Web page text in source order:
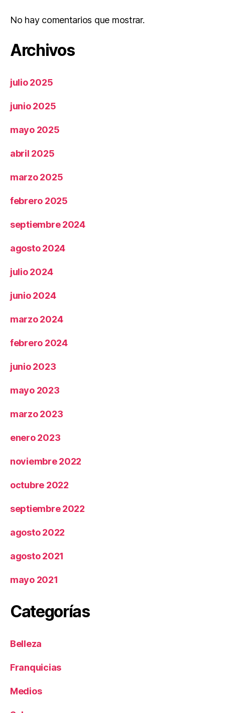
No hay comentarios que mostrar.
Archivos
julio 2025
junio 2025
mayo 2025
abril 2025
marzo 2025
febrero 2025
septiembre 2024
agosto 2024
julio 2024
junio 2024
marzo 2024
febrero 2024
junio 2023
mayo 2023
marzo 2023
enero 2023
noviembre 2022
octubre 2022
septiembre 2022
agosto 2022
agosto 2021
mayo 2021
Categorías
Belleza
Franquicias
Medios